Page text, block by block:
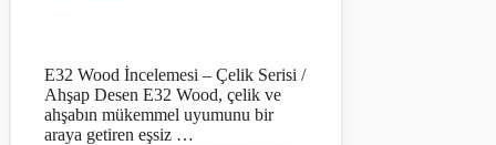
E32 Wood İncelemesi – Çelik Serisi /
Ahşap Desen E32 Wood, çelik ve
ahşabın mükemmel uyumunu bir
araya getiren eşsiz …